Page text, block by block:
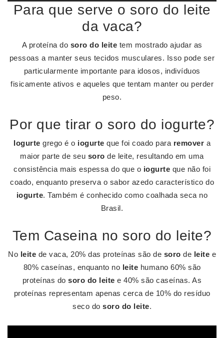
Para que serve o soro do leite
da vaca?
A proteína do soro do leite tem mostrado ajudar as
pessoas a manter seus tecidos musculares. Isso pode ser
particularmente importante para idosos, indivíduos
fisicamente ativos e aqueles que tentam manter ou perder
peso.
Por que tirar o soro do iogurte?
Iogurte grego é o iogurte que foi coado para remover a
maior parte de seu soro de leite, resultando em uma
consistência mais espessa do que o iogurte que não foi
coado, enquanto preserva o sabor azedo característico do
iogurte. Também é conhecido como coalhada seca no
Brasil.
Tem Caseina no soro do leite?
No leite de vaca, 20% das proteínas são de soro de leite e
80% caseínas, enquanto no leite humano 60% são
proteínas dosoro do leite e 40% são caseínas. As
proteínas representam apenas cerca de 10% do resíduo
seco do soro do leite.